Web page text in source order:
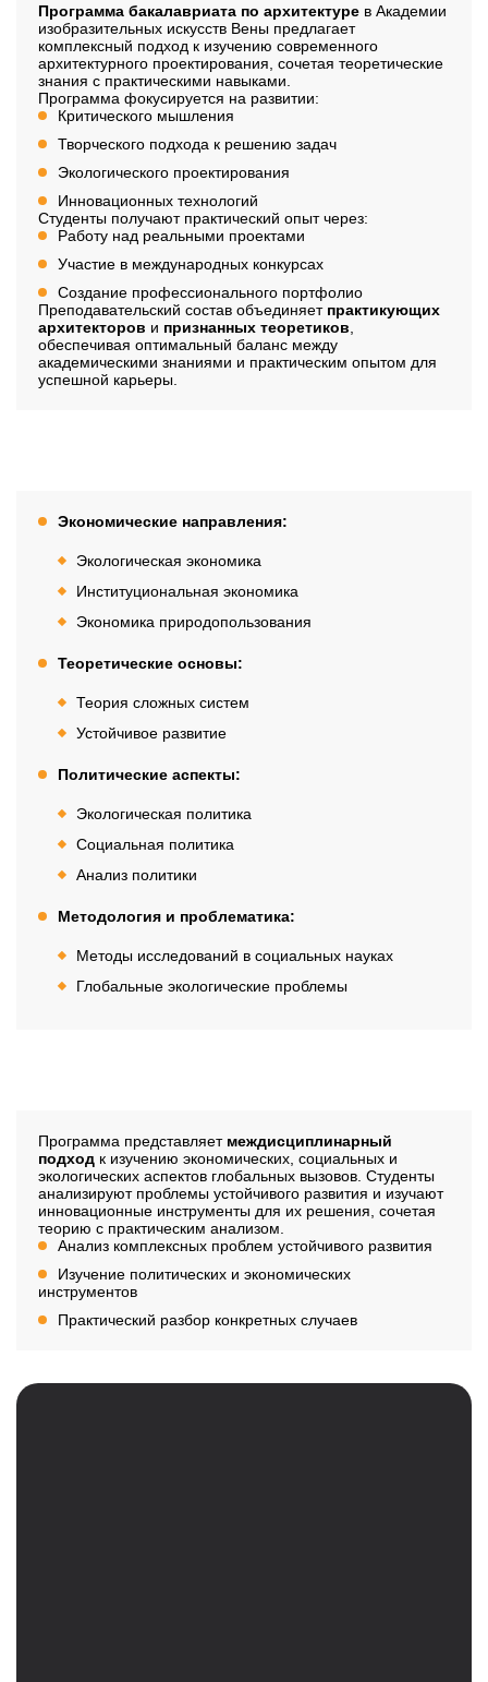
Программа бакалавриата по архитектуре в Академии
изобразительных искусств Вены предлагает
комплексный подход к изучению современного
архитектурного проектирования, сочетая теоретические
знания с практическими навыками.
Программа фокусируется на развитии:
Критического мышления
Творческого подхода к решению задач
Экологического проектирования
Инновационных технологий
Студенты получают практический опыт через:
Работу над реальными проектами
Участие в международных конкурсах
Создание профессионального портфолио
Преподавательский состав объединяет практикующих
архитекторов и признанных теоретиков
обеспечивая оптимальный баланс между
академическими знаниями и практическим опытом для
успешной карьеры.
Экономические направления:
Экологическая экономика
Институциональная экономика
Экономика природопользования
Теоретические основы:
Теория сложных систем
Устойчивое развитие
Политические аспекты:
Экологическая политика
Социальная политика
Анализ политики
Методология и проблематика:
Методы исследований в социальных науках
Глобальные экологические проблемы
Программа представляет междисциплинарный
подход к изучению экономических, социальных и
экологических аспектов глобальных вызовов. Студенты
анализируют проблемы устойчивого развития и изучают
инновационные инструменты для их решения, сочетая
теорию с практическим анализом.
Анализ комплексных проблем устойчивого развития
Изучение политических и экономических
инструментов
Практический разбор конкретных случаев